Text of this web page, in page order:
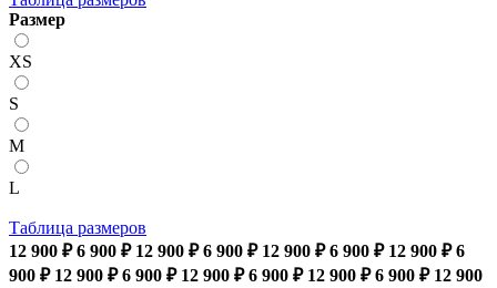
Размер
XS
S
M
L
Таблица размеров
12 900 ₽ 6 900 ₽ 12 900 ₽ 6 900 ₽ 12 900 ₽ 6 900 ₽ 12 900 ₽ 6
900 ₽ 12 900 ₽ 6 900 ₽ 12 900 ₽ 6 900 ₽ 12 900 ₽ 6 900 ₽ 12 900